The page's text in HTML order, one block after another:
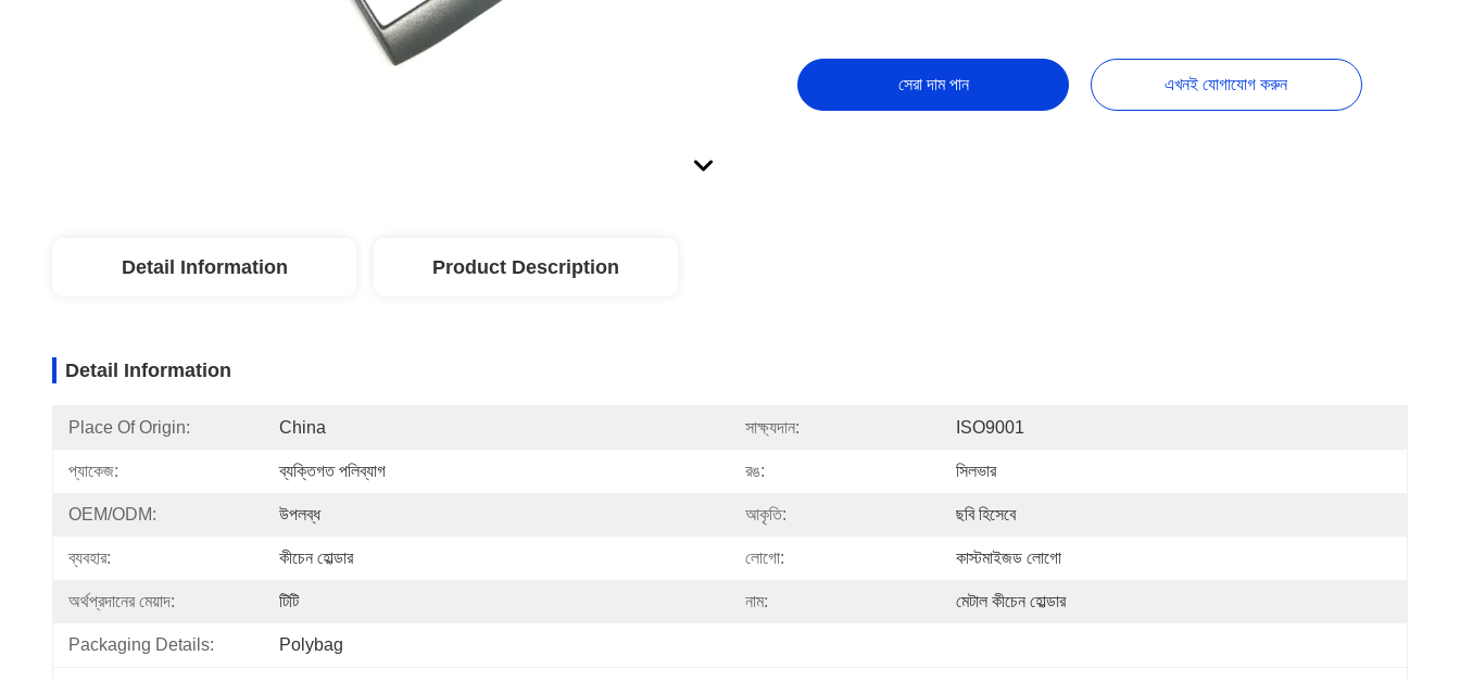
সেরা দাম পান এখনই যোগাযোগ করুন
Detail Information Product Description
Detail Information
Place Of Origin: China সাক্ষ্যদান: ISO9001
প্যাকেজ: ব্যক্তিগত পলিব্যাগ রঙ: সিলভার
OEM/ODM: উপলব্ধ আকৃতি: ছবি হিসেবে
ব্যবহার: কীচেন হোল্ডার লোগো: কাস্টমাইজড লোগো
অর্থপ্রদানের মেয়াদ: টিটি নাম: মেটাল কীচেন হোল্ডার
Packaging Details: Polybag